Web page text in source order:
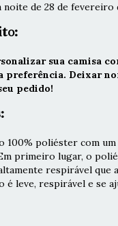
de 28 de fevereiro
sua camisa
preferência. Deixar
pedido!
100% poliéster com
primeiro lugar, o
respirável que
é leve, respirável e se